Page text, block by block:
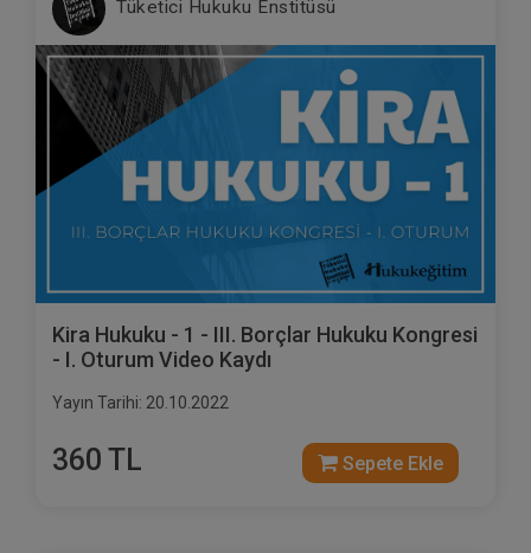
Tüketici Hukuku Enstitüsü
Kira Hukuku - 1 - III. Borçlar Hukuku Kongresi
- I. Oturum Video Kaydı
Yayın Tarihi: 20.10.2022
360 TL Sepete Ekle